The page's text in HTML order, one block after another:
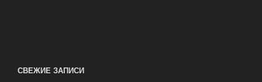
СВЕЖИЕ ЗАПИСИ